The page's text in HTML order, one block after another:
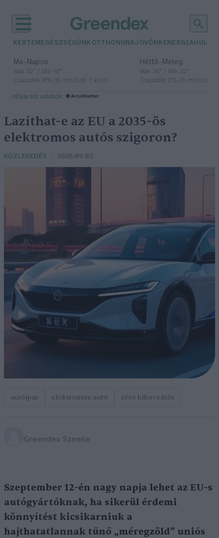
KERTEM EGÉSZSÉGÜNK OTTHONUNKJÖVŐNK ENERGIA
Ma– Napos
Max 32° / Min 18°
Csapadék: 0% (0 mm)Szél: 7 km/h
Hétfő– Meleg
Max 36° / Min 22°
Csapadék: 2% (0 mm)Szél:
időjárási adatok:
Lazíthat-e az EU a 2035-ös
elektromos autós szigoron?
KÖZLEKEDÉS 2025.09.02
autóipar elektromos autó zéró kibocsátás
Greendex Szemle
Szeptember 12-én nagy napja lehet az EU-s
autógyártóknak, ha sikerül érdemi
könnyítést kicsikarniuk a
hajthatatlannak tűnő „méregzöld” uniós